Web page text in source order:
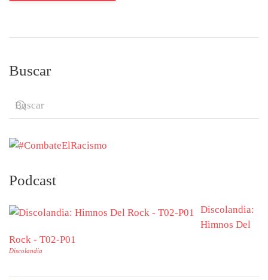
Buscar
Podcast
Discolandia:
Himnos Del
Rock - T02-P01
Discolandia